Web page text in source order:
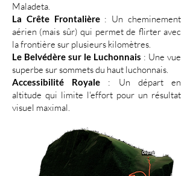
Maladeta.
La Crête Frontalière: Un cheminement
aérien (mais sûr) qui permet de flirter avec
la frontière sur plusieurs kilomètres.
Le Belvédère sur le Luchonnais : Une vue
superbe sur sommets du haut luchonnais.
Accessibilité Royale : Un départ en
altitude qui limite l'effort pour un résultat
visuel maximal.